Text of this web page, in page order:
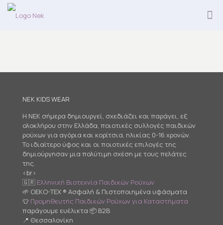
NEK KIDS WEAR
Η NEK σήμερα δημιουργεί, σχεδιάζει και παράγει, εξ
ολοκλήρου στην Ελλάδα, ποιοτικές συλλογές παιδικών
ρούχων για αγόρια και κορίτσια, ηλικίας 0-16 χρονών.
Το ιδιαίτερο ύφος και οι ποιοτικές επιλογές της
δημιούργησαν μια πολύτιμη σχέση με τους πελάτες
της.
<br>
🇬🇷 Ελληνική Βιοτεχνία Παιδικών Ρούχων
🌱 OEKO-TEX ® Ασφαλή & Πιστοποιημένα υφάσματα
👕 Προμηθευτής Παιδικών Ρούχων για Καταστήματα
παράγουμε ευέλικτα 📦 B2B
📍 Θεσσαλονίκη